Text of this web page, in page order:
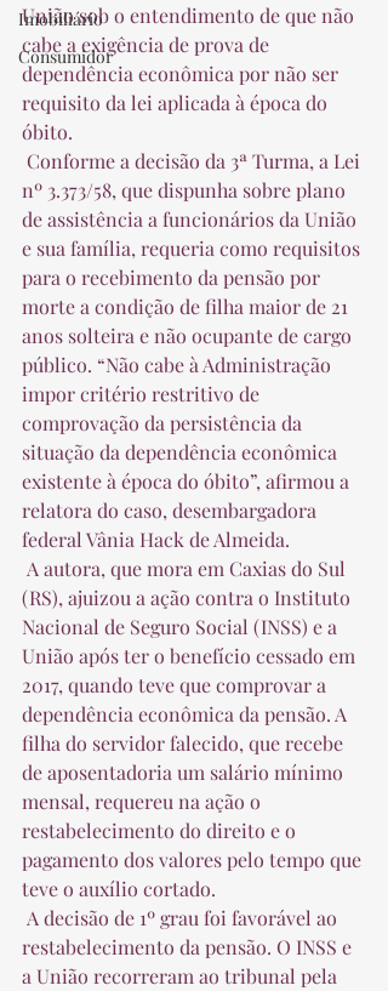
Imobiliário
Consumidor
União sob o entendimento de que não
cabe a exigência de prova de
dependência econômica por não ser
requisito da lei aplicada à época do
óbito.
nº 3.373/58, que dispunha sobre plano
de assistência a funcionários da União
e sua família, requeria como requisitos
para o recebimento da pensão por
morte a condição de filha maior de 21
anos solteira e não ocupante de cargo
público. “Não cabe à Administração
impor critério restritivo de
comprovação da persistência da
situação da dependência econômica
existente à época do óbito”, afirmou a
relatora do caso, desembargadora
federal Vânia Hack de Almeida.
(RS), ajuizou a ação contra o Instituto
Nacional de Seguro Social (INSS) e a
União após ter o benefício cessado em
2017, quando teve que comprovar a
dependência econômica da pensão. A
filha do servidor falecido, que recebe
de aposentadoria um salário mínimo
mensal, requereu na ação o
restabelecimento do direito e o
pagamento dos valores pelo tempo que
teve o auxílio cortado.
restabelecimento da pensão. O INSS e
a União recorreram ao tribunal pela